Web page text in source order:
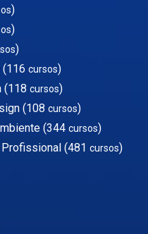
)
)
)
cursos)
(118 cursos)
(108 cursos)
(344 cursos)
(481 cursos)